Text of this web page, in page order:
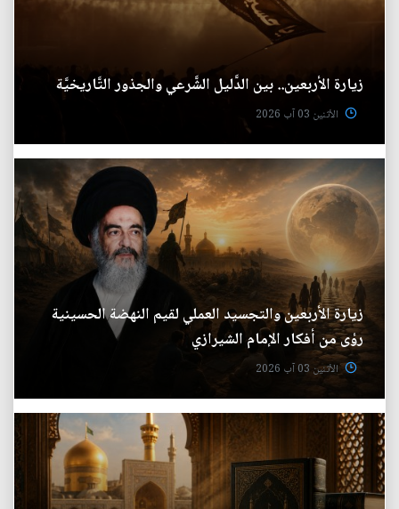
زيارة الأربعين.. بين الدَّليل الشَّرعي والجذور التَّاريخيَّة
الأثنين 03 آب 2026
زيارة الأربعين والتجسيد العملي لقيم النهضة الحسينية
رؤى من أفكار الإمام الشيرازي
الأثنين 03 آب 2026